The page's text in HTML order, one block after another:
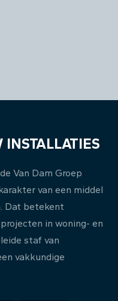
Van Dam Groep
van een middel
Dat betekent
in woning- en
staf van
vakkundige